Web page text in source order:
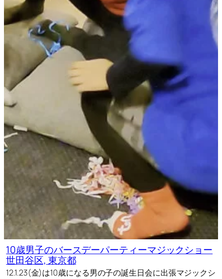
10歳男子のバースデーパーティーマジックショー
世田谷区, 東京都
12.1.23(金)は10歳になる男の子の誕生日会に出張マジックシ